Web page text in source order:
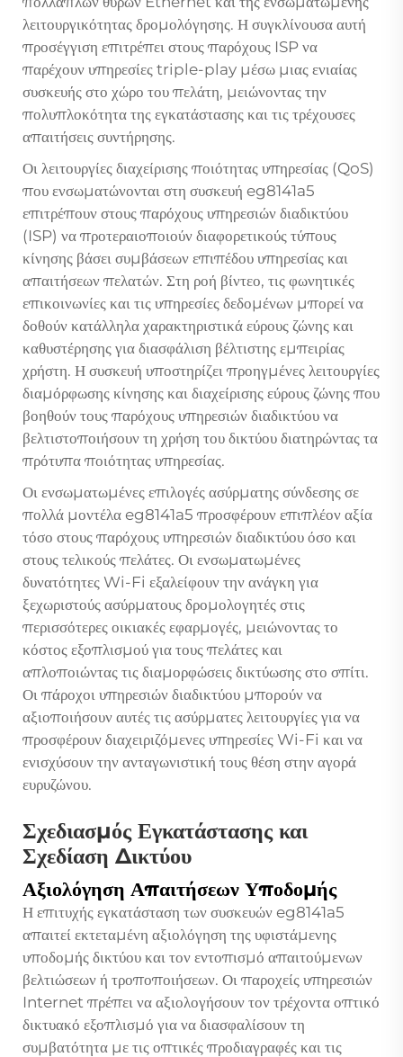
λειτουργικότητας δρομολόγησης. Η συγκλίνουσα αυτή
προσέγγιση επιτρέπει στους παρόχους ISP να
παρέχουν υπηρεσίες triple-play μέσω μιας ενιαίας
συσκευής στο χώρο του πελάτη, μειώνοντας την
πολυπλοκότητα της εγκατάστασης και τις τρέχουσες
απαιτήσεις συντήρησης.
Οι λειτουργίες διαχείρισης ποιότητας υπηρεσίας (QoS)
που ενσωματώνονται στη συσκευή eg8141a5
επιτρέπουν στους παρόχους υπηρεσιών διαδικτύου
(ISP) να προτεραιοποιούν διαφορετικούς τύπους
κίνησης βάσει συμβάσεων επιπέδου υπηρεσίας και
απαιτήσεων πελατών. Στη ροή βίντεο, τις φωνητικές
επικοινωνίες και τις υπηρεσίες δεδομένων μπορεί να
δοθούν κατάλληλα χαρακτηριστικά εύρους ζώνης και
καθυστέρησης για διασφάλιση βέλτιστης εμπειρίας
χρήστη. Η συσκευή υποστηρίζει προηγμένες λειτουργίες
διαμόρφωσης κίνησης και διαχείρισης εύρους ζώνης που
βοηθούν τους παρόχους υπηρεσιών διαδικτύου να
βελτιστοποιήσουν τη χρήση του δικτύου διατηρώντας τα
πρότυπα ποιότητας υπηρεσίας.
Οι ενσωματωμένες επιλογές ασύρματης σύνδεσης σε
πολλά μοντέλα eg8141a5 προσφέρουν επιπλέον αξία
τόσο στους παρόχους υπηρεσιών διαδικτύου όσο και
στους τελικούς πελάτες. Οι ενσωματωμένες
δυνατότητες Wi-Fi εξαλείφουν την ανάγκη για
ξεχωριστούς ασύρματους δρομολογητές στις
περισσότερες οικιακές εφαρμογές, μειώνοντας το
κόστος εξοπλισμού για τους πελάτες και
απλοποιώντας τις διαμορφώσεις δικτύωσης στο σπίτι.
Οι πάροχοι υπηρεσιών διαδικτύου μπορούν να
αξιοποιήσουν αυτές τις ασύρματες λειτουργίες για να
προσφέρουν διαχειριζόμενες υπηρεσίες Wi-Fi και να
ενισχύσουν την ανταγωνιστική τους θέση στην αγορά
ευρυζώνου.
Σχεδιασμός Εγκατάστασης και
Σχεδίαση Δικτύου
Αξιολόγηση Απαιτήσεων Υποδομής
Η επιτυχής εγκατάσταση των συσκευών eg8141a5
απαιτεί εκτεταμένη αξιολόγηση της υφιστάμενης
υποδομής δικτύου και τον εντοπισμό απαιτούμενων
βελτιώσεων ή τροποποιήσεων. Οι παροχείς υπηρεσιών
Internet πρέπει να αξιολογήσουν τον τρέχοντα οπτικό
δικτυακό εξοπλισμό για να διασφαλίσουν τη
συμβατότητα με τις οπτικές προδιαγραφές και τις